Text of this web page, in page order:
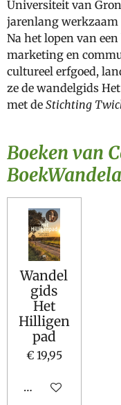
Universiteit van
jarenlang
Na het lopen van
marketing en
cultureel erfgoed,
ze de wandelgids
met de Stichting
Boeken van
Wandel
gids
Het
Hilligen
pad
€ 19,95
In winkelwagen